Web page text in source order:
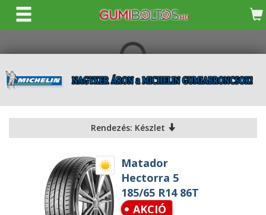
KERESÉS
Rendezés: Készlet
Matador
Hectorra 5
185/65 R14 86T
AKCIÓ